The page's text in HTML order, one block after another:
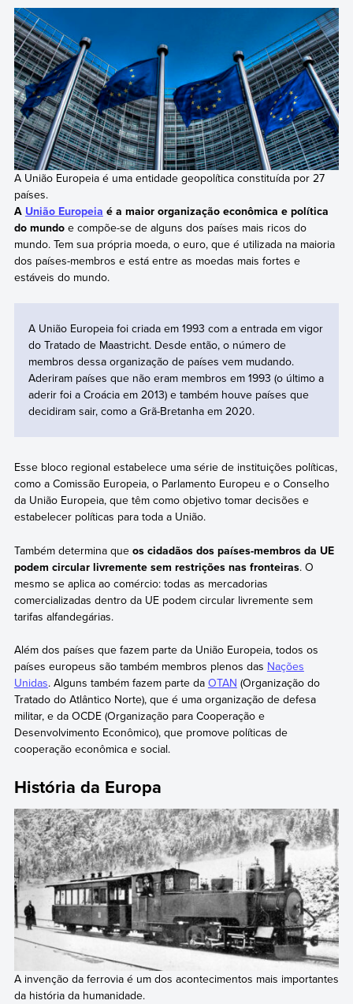
A União Europeia é uma entidade geopolítica constituída por 27
países.
A União Europeia é a maior organização econômica e política
do mundoe compõe-se de alguns dos países mais ricos do
mundo. Tem sua própria moeda, o euro, que é utilizada na maioria
dos países-membros e está entre as moedas mais fortes e
estáveis do mundo.
A União Europeia foi criada em 1993 com a entrada em vigor
do Tratado de Maastricht. Desde então, o número de
membros dessa organização de países vem mudando.
Aderiram países que não eram membros em 1993 (o último a
aderir foi a Croácia em 2013) e também houve países que
decidiram sair, como a Grã-Bretanha em 2020.
Esse bloco regional estabelece uma série de instituições políticas,
como a Comissão Europeia, o Parlamento Europeu e o Conselho
da União Europeia, que têm como objetivo tomar decisões e
estabelecer políticas para toda a União.
Também determina que os cidadãos dos países-membros da UE
podem circular livremente sem restrições nas fronteiras. O
mesmo se aplica ao comércio: todas as mercadorias
comercializadas dentro da UE podem circular livremente sem
tarifas alfandegárias.
Além dos países que fazem parte da União Europeia, todos os
países europeus são também membros plenos das Nações
Unidas. Alguns também fazem parte da OTAN (Organização do
Tratado do Atlântico Norte), que é uma organização de defesa
militar, e da OCDE (Organização para Cooperação e
Desenvolvimento Econômico), que promove políticas de
cooperação econômica e social.
História da Europa
A invenção da ferrovia é um dos acontecimentos mais importantes
da história da humanidade.